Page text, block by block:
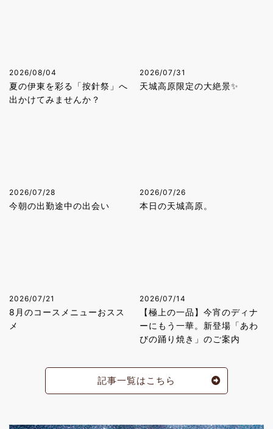
2026/08/04
夏の伊東を彩る「按針祭」へ
出かけてみませんか？
2026/07/31
天城高原限定の大絶景✨
2026/07/28
今朝の出勤途中の出会い
2026/07/26
本日の天城高原。
2026/07/21
8月のコースメニューおスス
メ
2026/07/14
【極上の一品】今宵のディナ
ーにもう一華。新登場「あわ
びの踊り焼き」のご案内
記事一覧はこちら